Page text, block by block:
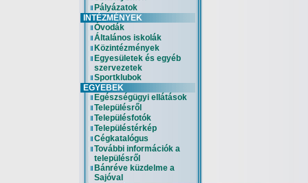
Pályázatok
INTÉZMÉNYEK
Óvodák
Általános iskolák
Közintézmények
Egyesületek és egyéb
szervezetek
Sportklubok
EGYEBEK
Egészségügyi ellátások
Településről
Településfotók
Településtérkép
Cégkatalógus
További információk a
településről
Bánréve küzdelme a
Sajóval